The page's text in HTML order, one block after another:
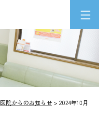
医院からのお知らせ> 2024年10月